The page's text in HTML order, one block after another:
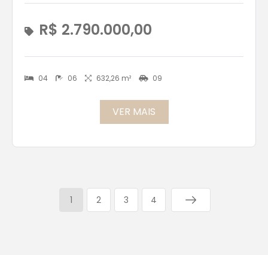
R$ 2.790.000,00
04 06 632,26 m² 09
VER MAIS
1 2 3 4